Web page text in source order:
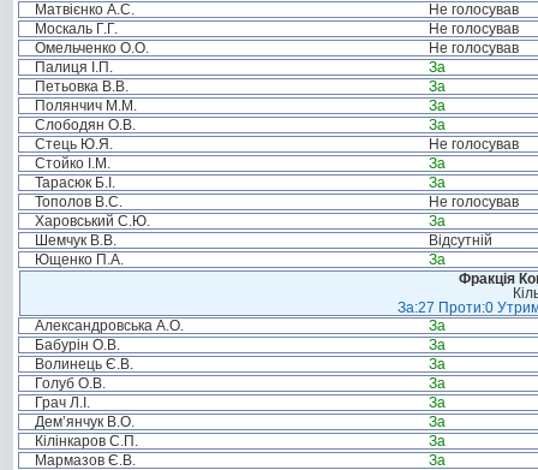
Матвієнко А.С.
Не голосував
Москаль Г.Г.
Не голосував
Омельченко О.О.
Не голосував
Палиця І.П.
За
Петьовка В.В.
За
Полянчич М.М.
За
Слободян О.В.
За
Стець Ю.Я.
Не голосував
Стойко І.М.
За
Тарасюк Б.І.
За
Тополов В.С.
Не голосував
Харовський С.Ю.
За
Шемчук В.В.
Відсутній
Ющенко П.А.
За
Фракція
За:27 Проти:0
Александровська А.О.
За
Бабурін О.В.
За
Волинець Є.В.
За
Голуб О.В.
За
Грач Л.І.
За
Дем’янчук В.О.
За
Кілінкаров С.П.
За
Мармазов Є.В.
За